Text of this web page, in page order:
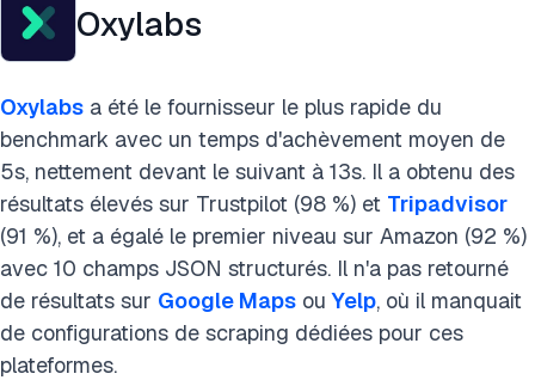
Oxylabs
Oxylabs a été le fournisseur le plus rapide du
benchmark avec un temps d'achèvement moyen de
5s, nettement devant le suivant à 13s. Il a obtenu des
résultats élevés sur Trustpilot (98 %) et Tripadvisor
(91 %), et a égalé le premier niveau sur Amazon (92 %)
avec 10 champs JSON structurés. Il n'a pas retourné
de résultats sur Google Maps ouYelp, où il manquait
de configurations de scraping dédiées pour ces
plateformes.